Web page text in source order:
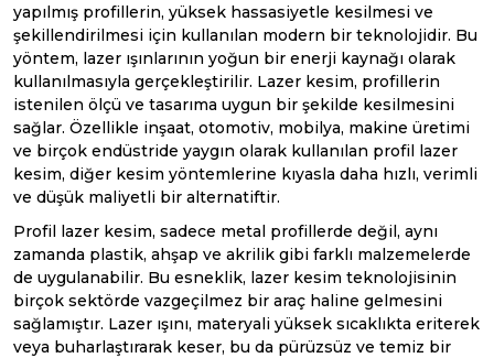
yapılmış profillerin, yüksek hassasiyetle kesilmesi ve
şekillendirilmesi için kullanılan modern bir teknolojidir. Bu
yöntem, lazer ışınlarının yoğun bir enerji kaynağı olarak
kullanılmasıyla gerçekleştirilir. Lazer kesim, profillerin
istenilen ölçü ve tasarıma uygun bir şekilde kesilmesini
sağlar. Özellikle inşaat, otomotiv, mobilya, makine üretimi
ve birçok endüstride yaygın olarak kullanılan profil lazer
kesim, diğer kesim yöntemlerine kıyasla daha hızlı, verimli
ve düşük maliyetli bir alternatiftir.
Profil lazer kesim, sadece metal profillerde değil, aynı
zamanda plastik, ahşap ve akrilik gibi farklı malzemelerde
de uygulanabilir. Bu esneklik, lazer kesim teknolojisinin
birçok sektörde vazgeçilmez bir araç haline gelmesini
sağlamıştır. Lazer ışını, materyali yüksek sıcaklıkta eriterek
veya buharlaştırarak keser, bu da pürüzsüz ve temiz bir